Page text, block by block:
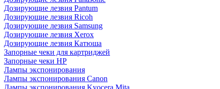
Дозирующие лезвия Pantum
Дозирующие лезвия Ricoh
Дозирующие лезвия Samsung
Дозирующие лезвия Xerox
Дозирующие лезвия Катюша
Запорные чеки для картриджей
Запорные чеки HP
Лампы экспонирования
Лампы экспонирования Canon
Лампы экспонирования Kyocera Mita